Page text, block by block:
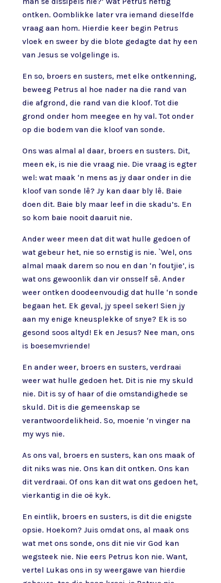
ontken. Oomblikke later vra iemand dieselfde
vraag aan hom. Hierdie keer begin Petrus
vloek en sweer by die blote gedagte dat hy een
van Jesus se volgelinge is.
En so, broers en susters, met elke ontkenning,
beweeg Petrus al hoe nader na die rand van
die afgrond, die rand van die kloof. Tot die
grond onder hom meegee en hy val. Tot onder
op die bodem van die kloof van sonde.
Ons was almal al daar, broers en susters. Dit,
meen ek, is nie die vraag nie. Die vraag is egter
wel: wat maak ‘n mens as jy daar onder in die
kloof van sonde lê? Jy kan daar bly lê. Baie
doen dit. Baie bly maar leef in die skadu’s. En
so kom baie nooit daaruit nie.
Ander weer meen dat dit wat hulle gedoen of
wat gebeur het, nie so ernstig is nie. `Wel, ons
almal maak darem so nou en dan ‘n foutjie’, is
wat ons gewoonlik dan vir onsself sê. Ander
weer ontken doodeenvoudig dat hulle ‘n sonde
begaan het. Ek geval, jy speel seker! Sien jy
aan my enige kneusplekke of snye? Ek is so
gesond soos altyd! Ek en Jesus? Nee man, ons
is boesemvriende!
En ander weer, broers en susters, verdraai
weer wat hulle gedoen het. Dit is nie my skuld
nie. Dit is sy of haar of die omstandighede se
skuld. Dit is die gemeenskap se
verantwoordelikheid. So, moenie ‘n vinger na
my wys nie.
As ons val, broers en susters, kan ons maak of
dit niks was nie. Ons kan dit ontken. Ons kan
dit verdraai. Of ons kan dit wat ons gedoen het,
vierkantig in die oë kyk.
En eintlik, broers en susters, is dit die enigste
opsie. Hoekom? Juis omdat ons, al maak ons
wat met ons sonde, ons dit nie vir God kan
wegsteek nie. Nie eers Petrus kon nie. Want,
vertel Lukas ons in sy weergawe van hierdie